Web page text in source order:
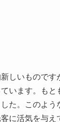
しいもので
います。も
た。このよ
に活気を与え